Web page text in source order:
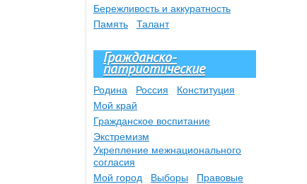
Бережливость и аккуратность
Память
Талант
Гражданско-
патриотические
Родина Россия
Конституция
Мой край
Гражданское воспитание
Экстремизм
Укрепление межнационального
согласия
Мой город
Выборы
Правовые